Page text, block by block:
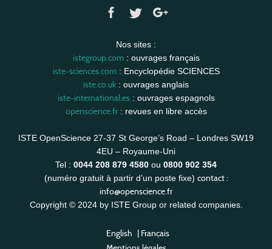
Nos sites :
istegroup.com: ouvrages français
iste-sciences.com: Encyclopédie SCIENCES
iste.co.uk : ouvrages anglais
iste-international.es: ouvrages espagnols
openscience.fr: revues en libre accès
ISTE OpenScience 27-37 St George’s Road – Londres SW19
4EU – Royaume-Uni
Tel : 0044 208 879 4580 ou 0800 902 354
(numéro gratuit à partir d’un poste fixe) contact :
info@openscience.fr
Copyright © 2024 by ISTE Group or related companies.
English | Français